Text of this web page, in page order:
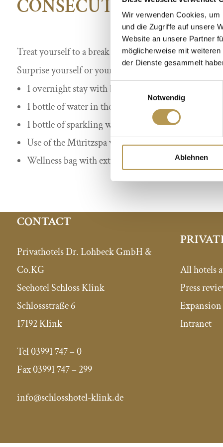
Wir verwenden Cookies,
und die Zugriffe auf unsere
Website an unsere Partner
möglicherweise mit
der Dienste gesammelt
Einwilligungsauswahl
Notwendig
Ablehnen
CONSECUTION SUNDAY
Treat yourself to a break from a challenging week.
Surprise yourself or your loved ones with our special
1 overnight stay with breakfast buffet from Sunday
1 bottle of water in the room upon arrival
1 bottle of sparkling wine in the room on arrival
Use of the Müritzspa with swimming pool and
Wellness bag with extra towels, bathrobe and
CONTACT
Privathotels Dr. Lohbeck GmbH &
Co.KG
Seehotel Schloss Klink
Schlossstraße 6
17192 Klink
Tel03991 747 – 0
Fax 03991 747– 299
info@schlosshotel-klink.de
All hotels
Press
Intranet